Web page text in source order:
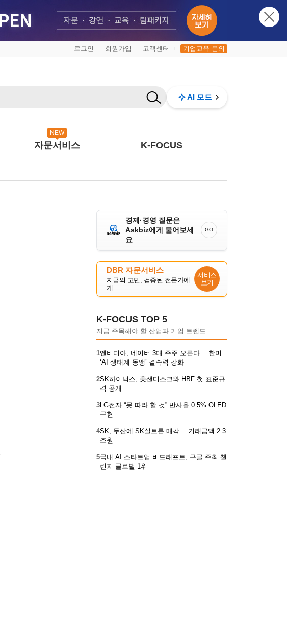
로그인 회원가입 고객센터 기업교육 문의
AI 모드
NEW
자문서비스 K-FOCUS
경제·경영 질문은
Askbiz에게 물어보세
요
GO
DBR 자문서비스
지금의 고민, 검증된 전문가에
게
서비스
보기
K-FOCUS TOP 5
지금 주목해야 할 산업과 기업 트렌드
1엔비디아, 네이버 3대 주주 오른다… 한미
‘AI 생태계 동맹’ 결속력 강화
2SK하이닉스, 美샌디스크와 HBF 첫 표준규
격 공개
3LG전자 “못 따라 할 것” 반사율 0.5% OLED
구현
4SK, 두산에 SK실트론 매각… 거래금액 2.3
조원
5국내 AI 스타트업 비드래프트, 구글 주최 챌
린지 글로벌 1위